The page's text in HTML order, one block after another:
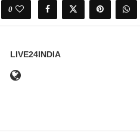
0
LIVE24INDIA